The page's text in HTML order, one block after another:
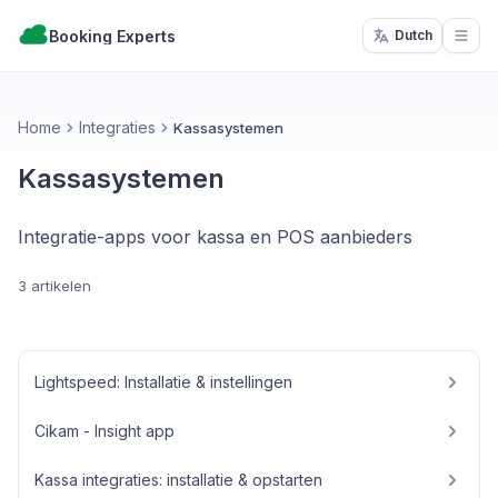
Booking Experts Dutch
Home Integraties Kassasystemen
Kassasystemen
Integratie-apps voor kassa en POS aanbieders
3 artikelen
Lightspeed: Installatie & instellingen
Cikam - Insight app
Kassa integraties: installatie & opstarten